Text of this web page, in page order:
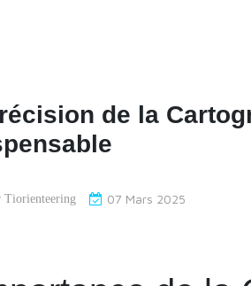
de la
Tiorienteering 07 Mars 2025